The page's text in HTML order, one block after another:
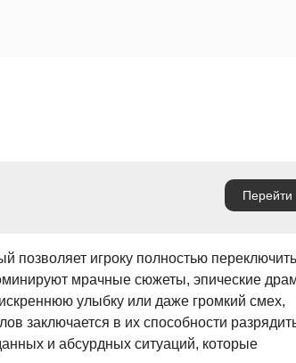
игроку полностью
мрачные сюжеты, эпические
улыбку или даже громкий смех,
заключается в их способности
и абсурдных ситуаций, которые